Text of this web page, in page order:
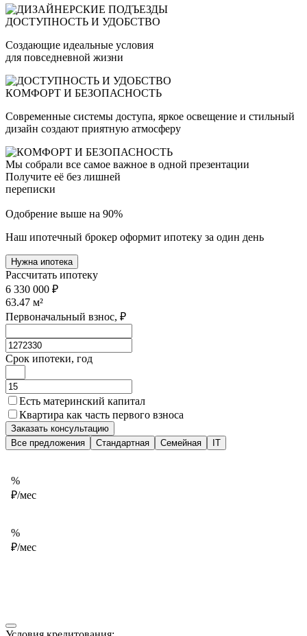
ДОСТУПНОСТЬ И УДОБСТВО
Создающие идеальные условия
для повседневной жизни
КОМФОРТ И БЕЗОПАСНОСТЬ
Современные системы доступа, яркое освещение и стильный
дизайн создают приятную атмосферу
Мы собрали все самое важное в одной презентации
Получите её без лишней
переписки
Одобрение выше на 90%
Наш ипотечный брокер оформит ипотеку за один день
Нужна ипотека
Рассчитать ипотеку
6 330 000 ₽
63.47 м²
Первоначальный взнос, ₽
Срок ипотеки, год
Есть материнский капитал
Квартира как часть первого взноса
Заказать консультацию
Все предложения
Стандартная Семейная IT
%
₽/мес
%
₽/мес